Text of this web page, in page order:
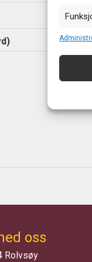
Matche
enheter
og
oss
Rolvsøy